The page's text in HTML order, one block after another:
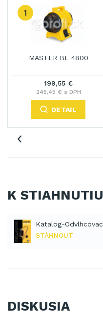
1
MASTER BL 4800
199,55 €
245,45 € s DPH
DETAIL
K STIAHNUTIU
STÁHNOUT
DISKUSIA